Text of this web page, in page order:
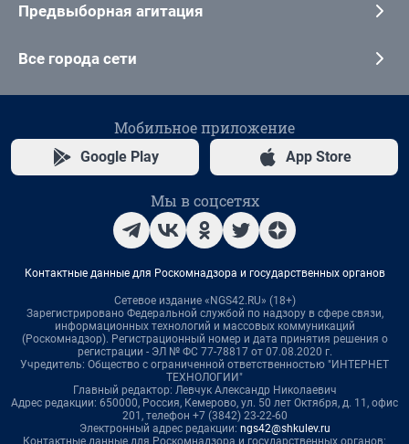
Предвыборная агитация
Все города сети
Мобильное приложение
Google Play App Store
Мы в соцсетях
Контактные данные для Роскомнадзора и государственных органов
Сетевое издание «NGS42.RU» (18+)
Зарегистрировано Федеральной службой по надзору в сфере связи,
информационных технологий и массовых коммуникаций
(Роскомнадзор). Регистрационный номер и дата принятия решения о
регистрации - ЭЛ № ФС 77-78817 от 07.08.2020 г.
Учредитель: Общество с ограниченной ответственностью "ИНТЕРНЕТ
ТЕХНОЛОГИИ"
Главный редактор: Левчук Александр Николаевич
Адрес редакции: 650000, Россия, Кемерово, ул. 50 лет Октября, д. 11, офис
201, телефон +7 (3842) 23-22-60
Электронный адрес редакции: ngs42@shkulev.ru
Контактные данные для Роскомнадзора и государственных органов: